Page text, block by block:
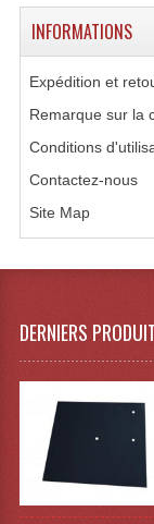
INFORMATIONS
Expédition et
Remarque sur la
Conditions
Contactez-nous
Site Map
DERNIERS